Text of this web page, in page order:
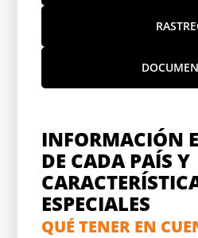
INFORMACIÓN
DE CADA PAÍS Y
ESPECIALES
QUÉ TENER EN